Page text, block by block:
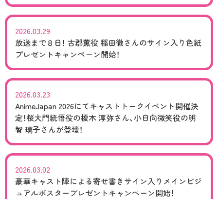
2026.03.29
放送まで８日！ 古郡薫役 稲田徹さんのサイン入り色紙
プレゼントキャンペーン開始！
2026.03.23
AnimeJapan 2026にてキャストトークイベント開催決
定！桜大門統悟役の榎木 淳弥さん、小日向微笑役の明
智 璃子さんが登壇！
2026.03.02
豪華キャスト陣による寄せ書きサイン入りメインビジ
ュアルポスタープレゼントキャンペーン開始！